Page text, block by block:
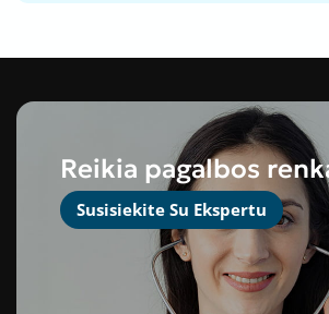
Reikia pagalbos
Susisiekite Su Ekspertu